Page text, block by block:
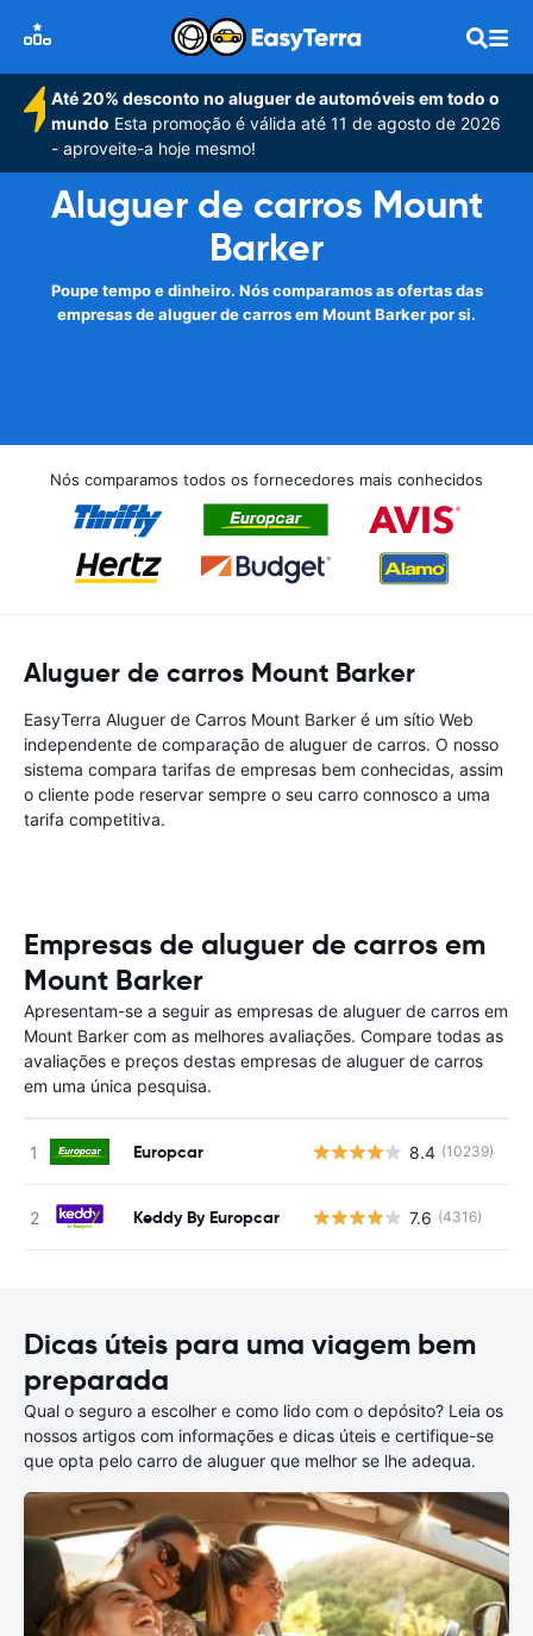
Até 20% desconto no aluguer de automóveis em todo o
mundo Esta promoção é válida até 11 de agosto de 2026
- aproveite-a hoje mesmo!
Aluguer de carros Mount
Barker
Poupe tempo e dinheiro. Nós comparamos as ofertas das
empresas de aluguer de carros em Mount Barker por si.
Nós comparamos todos os fornecedores mais conhecidos
Aluguer de carros Mount Barker
EasyTerra Aluguer de Carros Mount Barker é um sítio Web
independente de comparação de aluguer de carros. O nosso
sistema compara tarifas de empresas bem conhecidas, assim
o cliente pode reservar sempre o seu carro connosco a uma
tarifa competitiva.
Empresas de aluguer de carros em
Mount Barker
Apresentam-se a seguir as empresas de aluguer de carros em
Mount Barker com as melhores avaliações. Compare todas as
avaliações e preços destas empresas de aluguer de carros
em uma única pesquisa.
Europcar 8.4 (10239)
Keddy By Europcar 7.6 (4316)
Dicas úteis para uma viagem bem
preparada
Qual o seguro a escolher e como lido com o depósito? Leia os
nossos artigos com informações e dicas úteis e certifique-se
que opta pelo carro de aluguer que melhor se lhe adequa.